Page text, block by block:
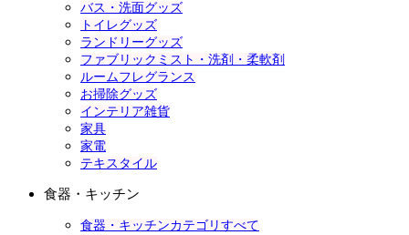
バス・洗面グッズ
トイレグッズ
ランドリーグッズ
ファブリックミスト・洗剤・柔軟剤
ルームフレグランス
お掃除グッズ
インテリア雑貨
家具
家電
テキスタイル
食器・キッチン
食器・キッチンカテゴリすべて